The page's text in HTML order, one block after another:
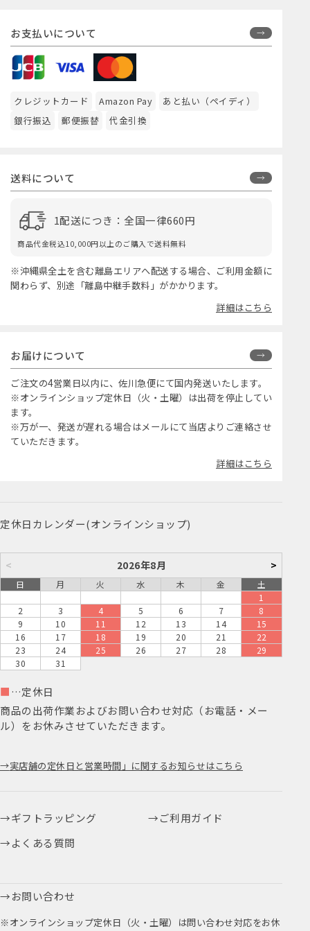
お支払いについて
クレジットカード Amazon Pay
あと払い（ペイディ）
銀行振込
郵便振替 代金引換
送料について
1配送につき：全国一律660円
商品代金税込10,000円以上のご購入で送料無料
※沖縄県全土を含む離島エリアへ配送する場合、ご利用金額に
関わらず、別途「離島中継手数料」がかかります。
詳細はこちら
お届けについて
ご注文の4営業日以内に、佐川急便にて国内発送いたします。
※オンラインショップ定休日（火・土曜）は出荷を停止してい
ます。
※万が一、発送が遅れる場合はメールにて当店よりご連絡させ
ていただきます。
詳細はこちら
定休日カレンダー(オンラインショップ)
< 2026年8月 >
日 月 火 水 木 金
土
1
2
3 4 5 6 7
8
9
10 11 12 13 14
15
16
17 18 19 20 21
22
23
24 25 26 27 28
29
30
31
■ …定休日
商品の出荷作業およびお問い合わせ対応（お電話・メー
ル）をお休みさせていただきます。
実店舗の定休日と営業時間」に関するお知らせはこちら
ギフトラッピング
ご利用ガイド
よくある質問
お問い合わせ
※オンラインショップ定休日（火・土曜）は問い合わせ対応をお休